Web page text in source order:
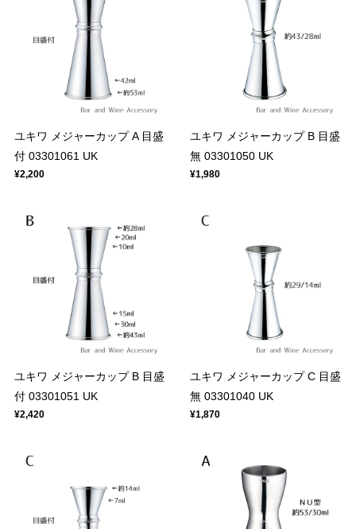
ユキワ メジャーカップ A 目盛
付 03301061 UK
¥2,200
ユキワ メジャーカップ B 目盛
無 03301050 UK
¥1,980
ユキワ メジャーカップ B 目盛
付 03301051 UK
¥2,420
ユキワ メジャーカップ C 目盛
無 03301040 UK
¥1,870